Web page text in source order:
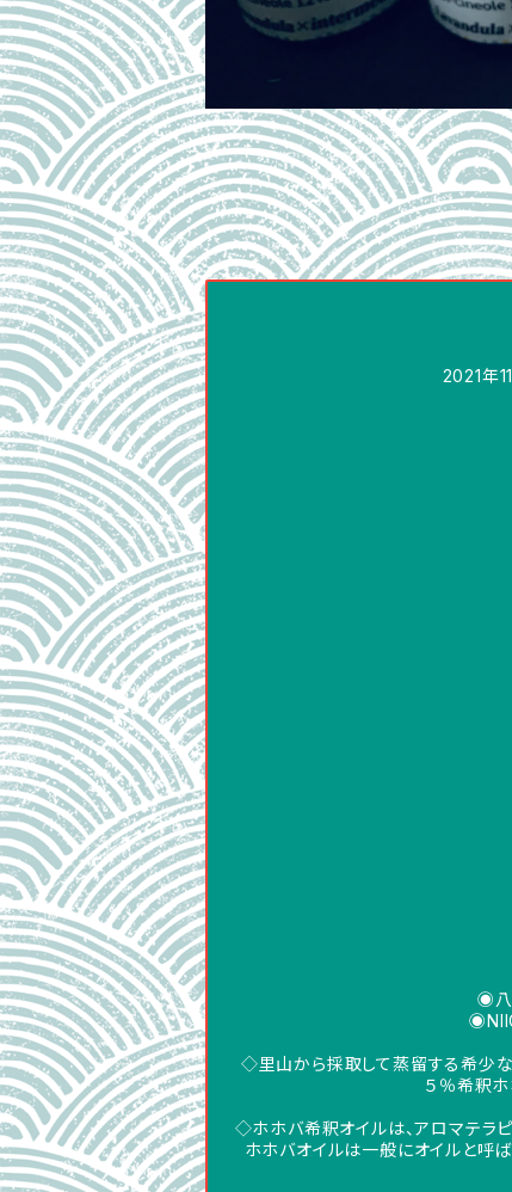
2021年
◉八
◇里山から採取して蒸留する希少な
５％希釈ホ
◇ホホバ希釈オイルは、アロマテラピ
ホホバオイルは一般にオイルと呼ば